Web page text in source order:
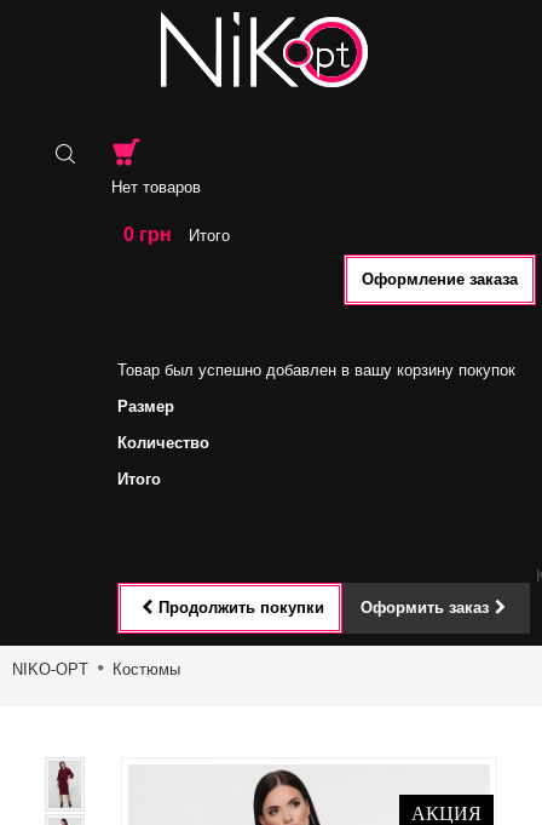
Нет товаров
0 грн Итого
Оформление заказа
Товар был успешно добавлен в вашу корзину покупок
Размер
Количество
Итого
Продолжить покупки Оформить заказ
Toggle
NIKO-OPT Костюмы
АКЦИЯ